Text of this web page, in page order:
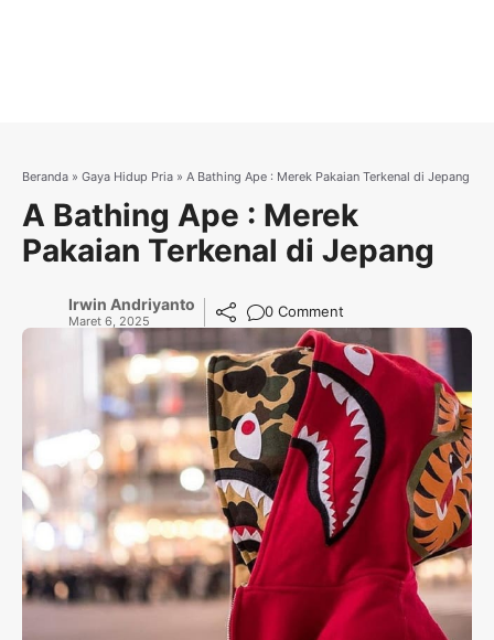
Beranda » Gaya Hidup Pria » A Bathing Ape : Merek Pakaian Terkenal di Jepang
A Bathing Ape : Merek
Pakaian Terkenal di Jepang
Irwin Andriyanto
Maret 6, 2025
0 Comment